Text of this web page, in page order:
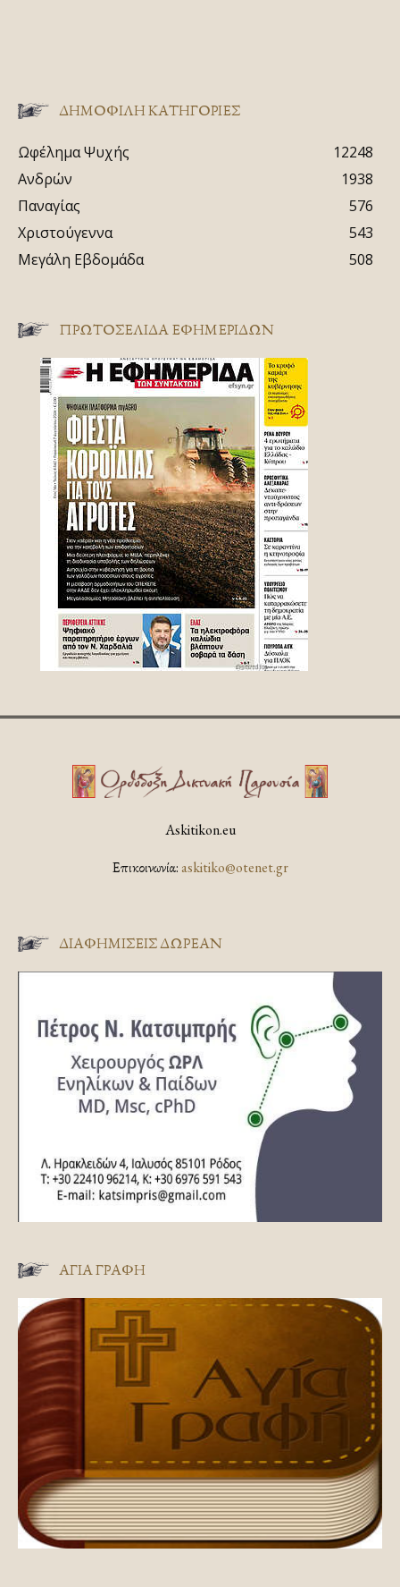
ΔΗΜΟΦΙΛΗ ΚΑΤΗΓΟΡΙΕΣ
Ωφέλημα Ψυχής
12248
Ανδρών
1938
Παναγίας
576
Χριστούγεννα
543
Μεγάλη Εβδομάδα
508
ΠΡΩΤΟΣΈΛΙΔΑ ΕΦΗΜΕΡΊΔΩΝ
Askitikon.eu
Επικοινωνία:askitiko@otenet.gr
ΔΙΑΦΗΜΊΣΕΙΣ ΔΩΡΕΆΝ
ΑΓΊΑ ΓΡΑΦΉ